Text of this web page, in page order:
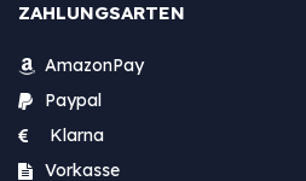
ZAHLUNGSARTEN
AmazonPay
Paypal
Klarna
Vorkasse